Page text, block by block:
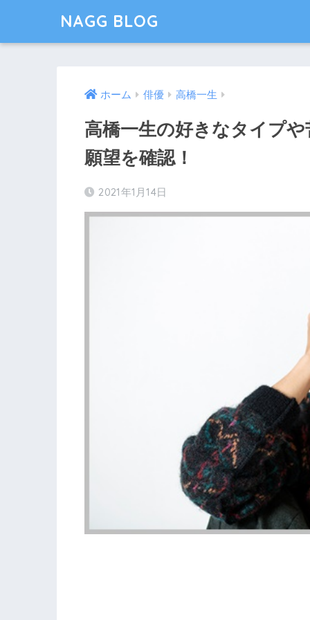
NAGG BLOG
ホーム 俳優 高橋一生
高橋一生の好きなタイプ
願望を確認！
2021年1月14日